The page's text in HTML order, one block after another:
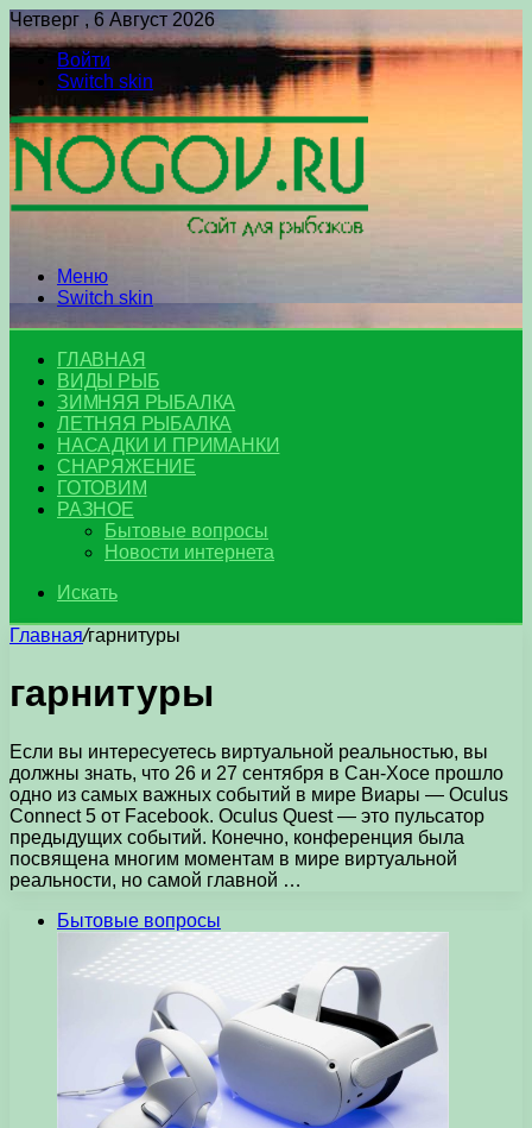
Четверг , 6 Август 2026
Войти
Switch skin
Меню
Switch skin
ГЛАВНАЯ
ВИДЫ РЫБ
ЗИМНЯЯ РЫБАЛКА
ЛЕТНЯЯ РЫБАЛКА
НАСАДКИ И ПРИМАНКИ
СНАРЯЖЕНИЕ
ГОТОВИМ
РАЗНОЕ
Бытовые вопросы
Новости интернета
Искать
Главная/гарнитуры
гарнитуры
Если вы интересуетесь виртуальной реальностью, вы
должны знать, что 26 и 27 сентября в Сан-Хосе прошло
одно из самых важных событий в мире Виары — Oculus
Connect 5 от Facebook. Oculus Quest — это пульсатор
предыдущих событий. Конечно, конференция была
посвящена многим моментам в мире виртуальной
реальности, но самой главной …
Бытовые вопросы